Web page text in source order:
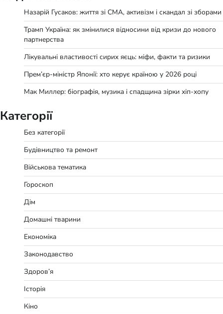
Назарій Гусаков: життя зі СМА, активізм і скандал зі зборами
Трамп Україна: як змінилися відносини від кризи до нового
партнерства
Лікувальні властивості сирих яєць: міфи, факти та ризики
Прем’єр-міністр Японії: хто керує країною у 2026 році
Мак Миллер: біографія, музика і спадщина зірки хіп-хопу
Категорії
Без категорії
Будівництво та ремонт
Військова тематика
Гороскоп
Дім
Домашні тварини
Економіка
Законодавство
Здоров’я
Історія
Кіно